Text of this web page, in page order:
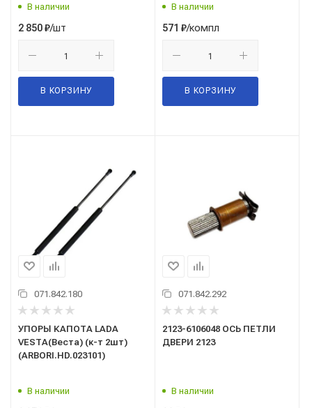
В наличии
2 850₽/шт
В КОРЗИНУ
В наличии
571 ₽/компл
В КОРЗИНУ
071.842.180
УПОРЫ КАПОТА LADA
VESTA(Веста) (к-т 2шт)
(ARBORI.HD.023101)
В наличии
071.842.292
2123-6106048 ОСЬ ПЕТЛИ
ДВЕРИ 2123
В наличии